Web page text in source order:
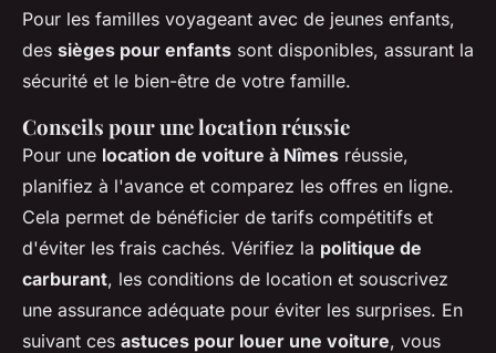
Pour les familles voyageant avec de jeunes enfants,
des sièges pour enfants sont disponibles, assurant la
sécurité et le bien-être de votre famille.
Conseils pour une location réussie
Pour une location de voiture à Nîmes réussie,
planifiez à l'avance et comparez les offres en ligne.
Cela permet de bénéficier de tarifs compétitifs et
d'éviter les frais cachés. Vérifiez la politique de
carburant, les conditions de location et souscrivez
une assurance adéquate pour éviter les surprises. En
suivant ces astuces pour louer une voiture, vous